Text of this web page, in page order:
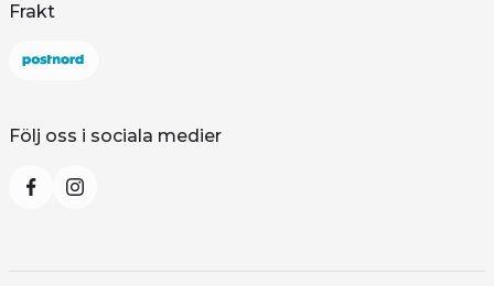
Frakt
Följ oss i sociala medier